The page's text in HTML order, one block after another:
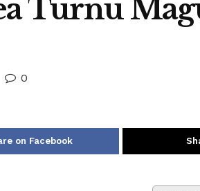
Turnu
0
on Facebook